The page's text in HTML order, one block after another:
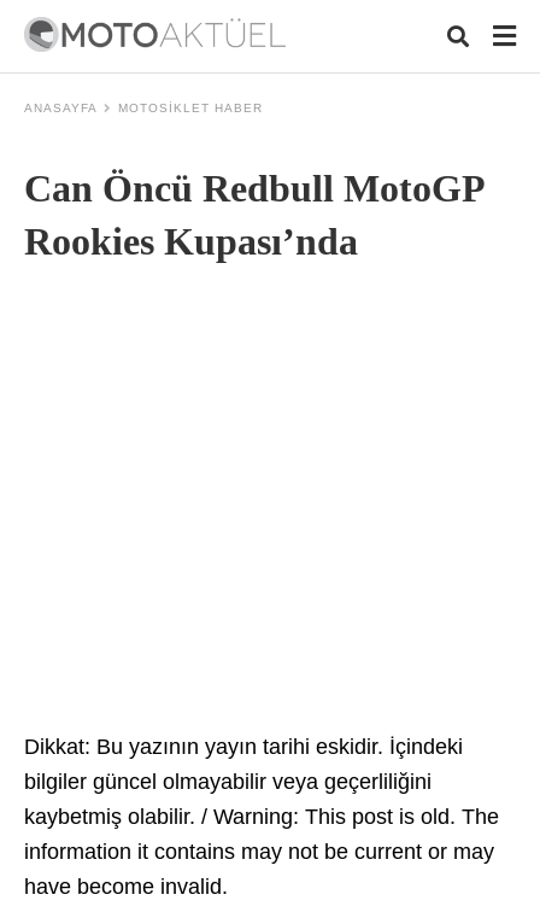
ANASAYFA MOTOSIKLET HABER
Can Öncü Redbull MotoGP
Rookies Kupası’nda
Dikkat: Bu yazının yayın tarihi eskidir. İçindeki
bilgiler güncel olmayabilir veya geçerliliğini
kaybetmiş olabilir. / Warning: This post is old. The
information it contains may not be current or may
have become invalid.